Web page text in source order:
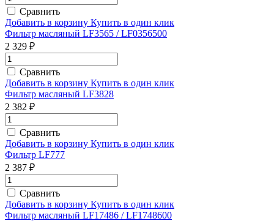
Сравнить
Добавить в корзину Купить в один клик
Фильтр масляный LF3565 / LF0356500
2 329 ₽
Сравнить
Добавить в корзину Купить в один клик
Фильтр масляный LF3828
2 382 ₽
Сравнить
Добавить в корзину Купить в один клик
Фильтр LF777
2 387 ₽
Сравнить
Добавить в корзину Купить в один клик
Фильтр масляный LF17486 / LF1748600